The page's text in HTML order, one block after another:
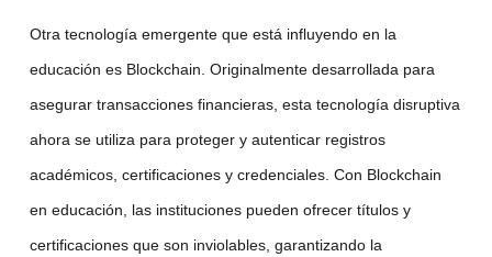
Otra tecnología emergente que está influyendo en la
educación es Blockchain. Originalmente desarrollada para
asegurar transacciones financieras, esta tecnología disruptiva
ahora se utiliza para proteger y autenticar registros
académicos, certificaciones y credenciales. Con Blockchain
en educación, las instituciones pueden ofrecer títulos y
certificaciones que son inviolables, garantizando la